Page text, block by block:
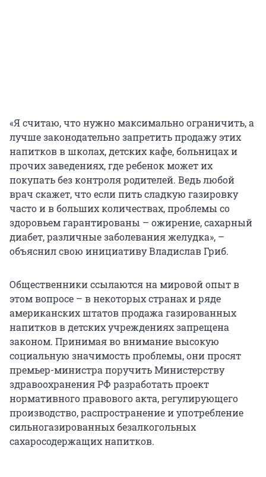
«Я считаю, что нужно максимально ограничить, а
лучше законодательно запретить продажу этих
напитков в школах, детских кафе, больницах и
прочих заведениях, где ребенок может их
покупать без контроля родителей. Ведь любой
врач скажет, что если пить сладкую газировку
часто и в больших количествах, проблемы со
здоровьем гарантированы – ожирение, сахарный
диабет, различные заболевания желудка», –
объяснил свою инициативу Владислав Гриб.
Общественники ссылаются на мировой опыт в
этом вопросе – в некоторых странах и ряде
американских штатов продажа газированных
напитков в детских учреждениях запрещена
законом. Принимая во внимание высокую
социальную значимость проблемы, они просят
премьер-министра поручить Министерству
здравоохранения РФ разработать проект
нормативного правового акта, регулирующего
производство, распространение и употребление
сильногазированных безалкогольных
сахаросодержащих напитков.